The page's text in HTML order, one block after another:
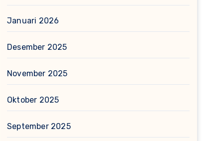
Januari 2026
Desember 2025
November 2025
Oktober 2025
September 2025